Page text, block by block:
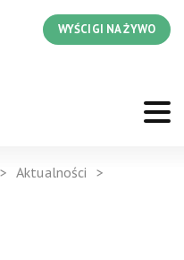
WYŚCIGI NA ŻYWO
Aktualności